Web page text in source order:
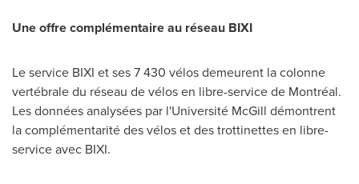
Une offre complémentaire au réseau BIXI
Le service BIXI et ses 7 430 vélos demeurent la colonne
vertébrale du réseau de vélos en libre-service de Montréal.
Les données analysées par l'Université McGill démontrent
la complémentarité des vélos et des trottinettes en libre-
service avec BIXI.